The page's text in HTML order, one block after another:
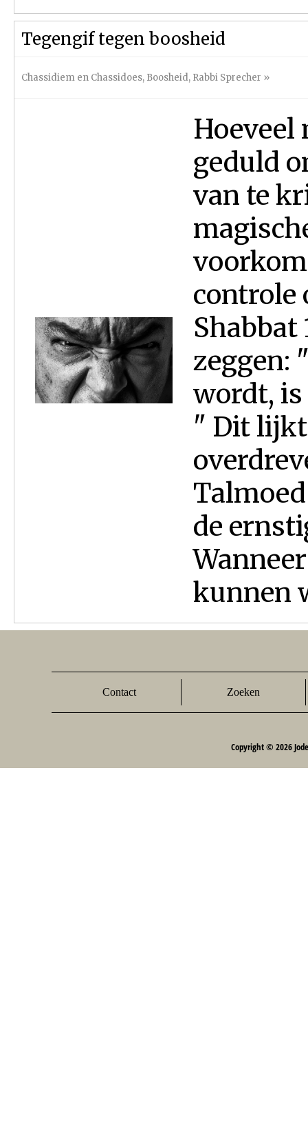
Tegengif tegen boosheid
Chassidiem en Chassidoes, Boosheid, Rabbi Sprecher »
Hoeveel
geduld
van te
controle
Shabbat
zeggen:
wordt,
" Dit lijkt
de
kunnen
Contact Zoeken
Copyright © 2026